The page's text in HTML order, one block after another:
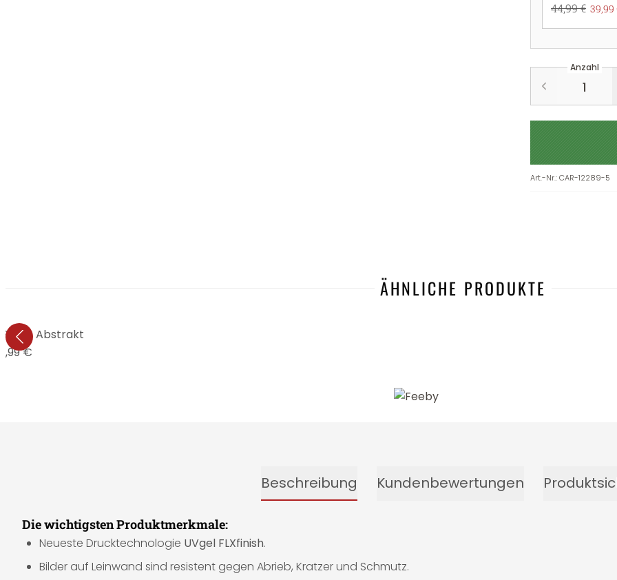
44,99 € 39,99
Anzahl
Art.-Nr.:CAR-12289-5
ÄHNLICHE PRODUKTE
Abstrakt
€
Beschreibung Kundenbewertungen
Die wichtigsten Produktmerkmale:
Neueste Drucktechnologie UVgel FLXfinish.
Bilder auf Leinwand sind resistent gegen Abrieb, Kratzer und Schmutz.